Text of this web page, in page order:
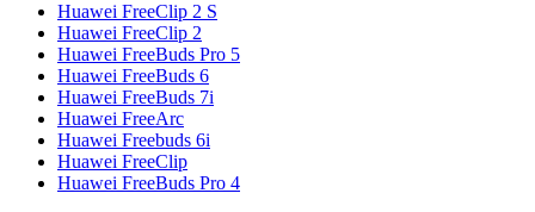
Huawei FreeClip 2 S
Huawei FreeClip 2
Huawei FreeBuds Pro 5
Huawei FreeBuds 6
Huawei FreeBuds 7i
Huawei FreeArc
Huawei Freebuds 6i
Huawei FreeClip
Huawei FreeBuds Pro 4